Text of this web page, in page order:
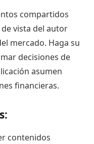
compartidos
vista del autor
mercado. Haga su
decisiones de
asumen
financieras.
contenidos